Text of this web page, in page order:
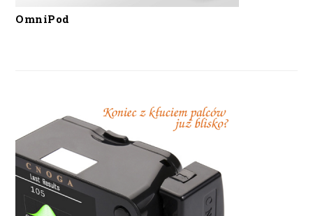
OmniPod